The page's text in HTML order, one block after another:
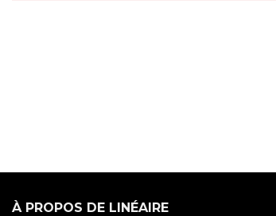
À PROPOS DE LINÉAIRE